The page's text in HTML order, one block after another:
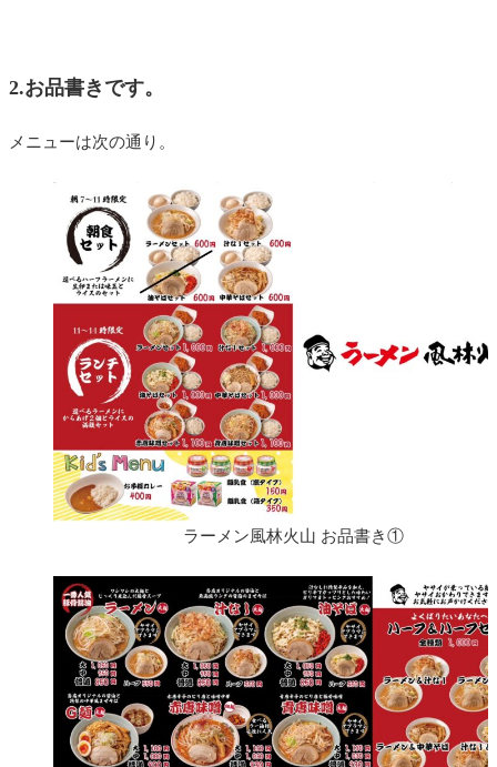
2.お品書きです。
メニューは次の通り。
ラーメン風林火山 お品書き①